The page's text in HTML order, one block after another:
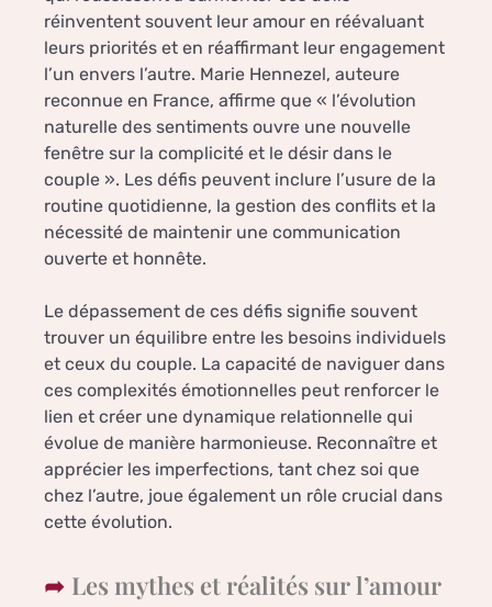
réinventent souvent leur amour en réévaluant
leurs priorités et en réaffirmant leur engagement
l’un envers l’autre. Marie Hennezel, auteure
reconnue en France, affirme que « l’évolution
naturelle des sentiments ouvre une nouvelle
fenêtre sur la complicité et le désir dans le
couple ». Les défis peuvent inclure l’usure de la
routine quotidienne, la gestion des conflits et la
nécessité de maintenir une communication
ouverte et honnête.
Le dépassement de ces défis signifie souvent
trouver un équilibre entre les besoins individuels
et ceux du couple. La capacité de naviguer dans
ces complexités émotionnelles peut renforcer le
lien et créer une dynamique relationnelle qui
évolue de manière harmonieuse. Reconnaître et
apprécier les imperfections, tant chez soi que
chez l’autre, joue également un rôle crucial dans
cette évolution.
Les mythes et réalités sur l’amour